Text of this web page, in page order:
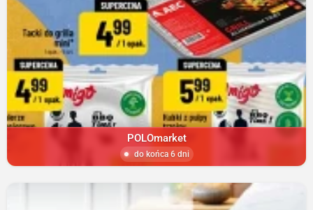
POLOmarket
do końca 6 dni